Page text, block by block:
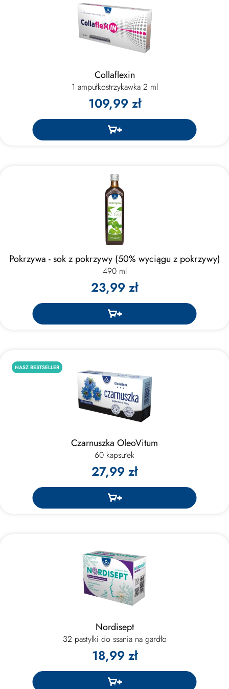
Collaflexin
1 ampułkostrzykawka 2 ml
109,99 zł
Pokrzywa - sok z pokrzywy (50% wyciągu z pokrzywy)
490 ml
23,99 zł
NASZ BESTSELLER
Czarnuszka OleoVitum
60 kapsułek
27,99 zł
Nordisept
32 pastylki do ssania na gardło
18,99 zł